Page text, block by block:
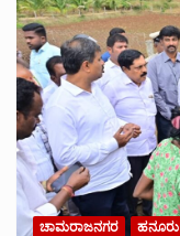
ಚಾಮರಾಜನಗರ ಹನೂರು